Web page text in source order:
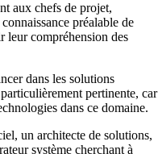
aux chefs de projet,
préalable de
leur compréhension des
dans les solutions
pertinente, car
dans ce domaine.
un architecte de solutions,
système cherchant à